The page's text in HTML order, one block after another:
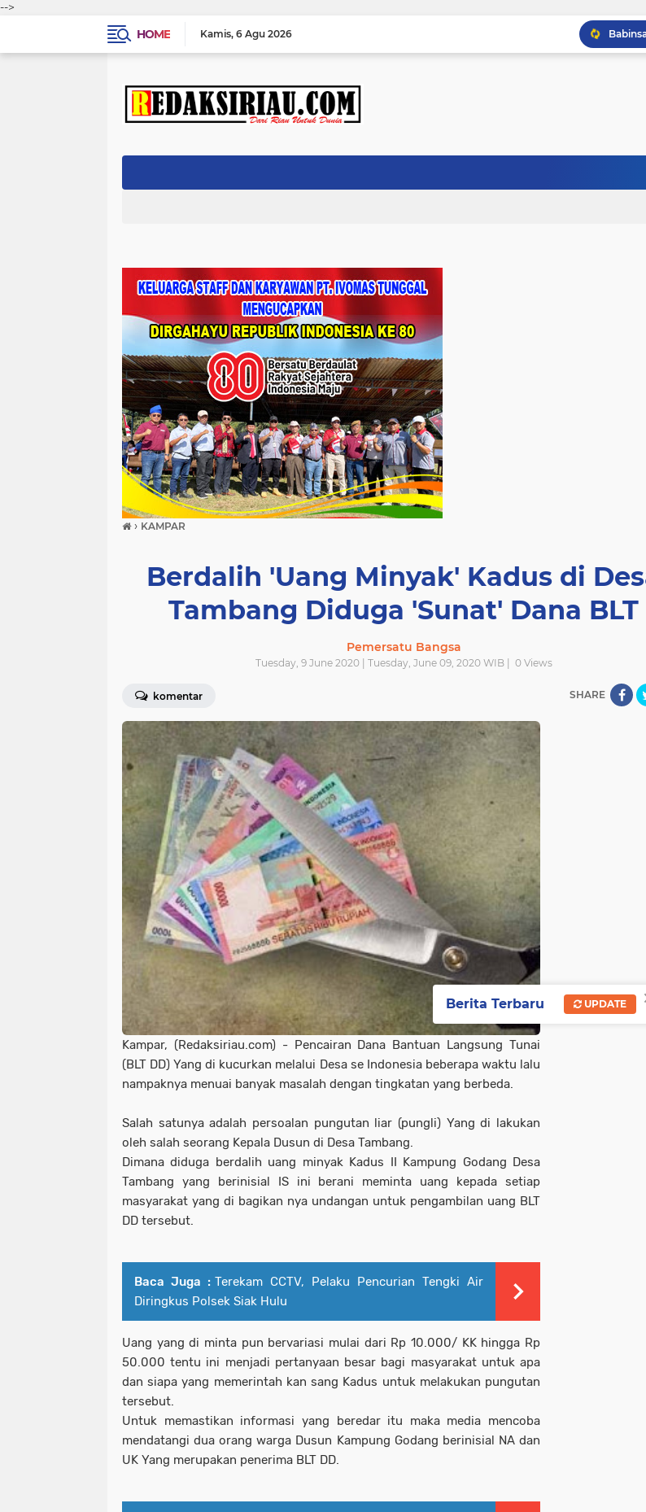
-->
HOME
Kamis 6 Agu 2026
› KAMPAR
Berdalih 'Uang Minyak' Kadus di
Tambang Diduga 'Sunat' Dana BLT
Pemersatu Bangsa
Tuesday, 9 June 2020 | Tuesday, June 09, 2020 WIB | 0Views
komentar SHARE
Kampar, (Redaksiriau.com) -Pencairan Dana Bantuan Langsung Tunai
(BLT DD) Yang di kucurkan melalui Desa se Indonesia beberapa waktu lalu
nampaknya menuai banyak masalah dengan tingkatan yang berbeda.
Salah satunya adalah persoalan pungutan liar (pungli) Yang di lakukan
oleh salah seorang Kepala Dusun di Desa Tambang.
Dimana diduga berdalih uang minyak Kadus II Kampung Godang Desa
Tambang yang berinisial IS ini berani meminta uang kepada setiap
masyarakat yang di bagikan nya undangan untuk pengambilan uang BLT
DD tersebut.
Baca Juga : Terekam CCTV, Pelaku Pencurian Tengki Air
Diringkus Polsek Siak Hulu
Uang yang di minta pun bervariasi mulai dari Rp 10.000/ KK hingga Rp
50.000 tentu ini menjadi pertanyaan besar bagi masyarakat untuk apa
dan siapa yang memerintah kan sang Kadus untuk melakukan pungutan
tersebut.
Untuk memastikan informasi yang beredar itu maka media mencoba
mendatangi dua orang warga Dusun Kampung Godang berinisial NA dan
UK Yang merupakan penerima BLT DD.
Berita Terbaru UPDATE